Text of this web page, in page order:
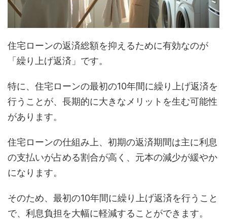
住宅ローンの返済総額を抑えるために有効なのが
「繰り上げ返済」です。
特に、住宅ローンの最初の10年間に繰り上げ返済を
行うことが、長期的に大きなメリットを生む可能性
があります。
住宅ローンの仕組み上、初期の返済期間は主に利息
の支払いが占める割合が高く、元本の減少が緩やか
になります。
そのため、最初の10年間に繰り上げ返済を行うこと
で、利息負担を大幅に軽減することができます。